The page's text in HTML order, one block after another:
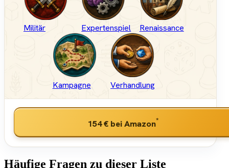
Militär Expertenspiel Renaissance
Kampagne Verhandlung
154 €bei Amazon*
Häufige Fragen zu dieser Liste